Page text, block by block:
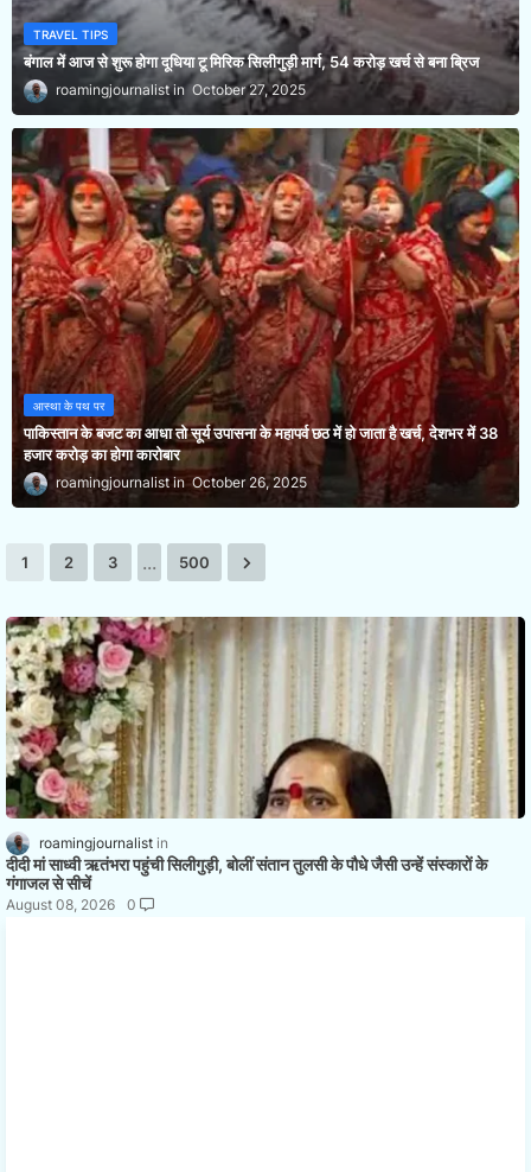
TRAVEL TIPS
बंगाल में आज से शुरू होगा दूधिया टू मिरिक सिलीगुड़ी मार्ग, 54 करोड़ खर्च से बना ब्रिज
roamingjournalist October 27, 2025
आस्था के पथ पर
पाकिस्तान के बजट का आधा तो सूर्य उपासना के महापर्व छठ में हो जाता है खर्च, देशभर में 38
हजार करोड़ का होगा कारोबार
roamingjournalist October 26, 2025
1 2 3 ... 500
roamingjournalist
दीदी मां साध्वी ऋतंभरा पहुंची सिलीगुड़ी, बोलीं संतान तुलसी के पौधे जैसी उन्हें संस्कारों के
गंगाजल से सीचें
August 08, 2026 0